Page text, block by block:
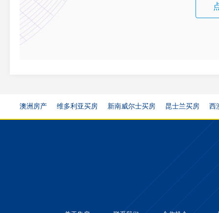
澳洲房产 维多利亚买房 新南威尔士买房 昆士兰买房 西